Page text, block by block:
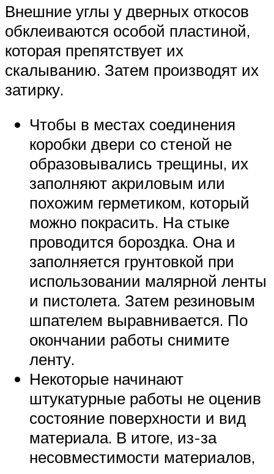
Внешние углы у дверных откосов
обклеиваются особой пластиной,
которая препятствует их
скалыванию. Затем производят их
затирку.
Чтобы в местах соединения
коробки двери со стеной не
образовывались трещины, их
заполняют акриловым или
похожим герметиком, который
можно покрасить. На стыке
проводится бороздка. Она и
заполняется грунтовкой при
использовании малярной ленты
и пистолета. Затем резиновым
шпателем выравнивается. По
окончании работы снимите
ленту.
Некоторые начинают
штукатурные работы не оценив
состояние поверхности и вид
материала. В итоге, из-за
несовместимости материалов,